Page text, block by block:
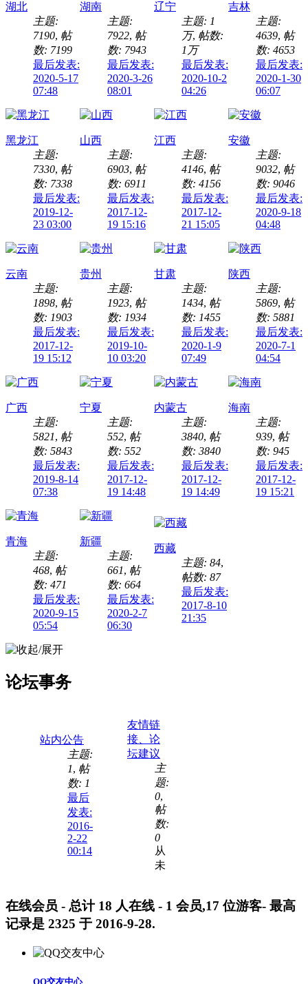
湖北
主题:
7190, 帖
数: 7199
最后发表:
2020-5-17
07:48
湖南
主题:
7922, 帖
数: 7943
最后发表:
2020-3-26
08:01
辽宁
主题: 1
万, 帖数:
1万
最后发表:
2020-10-2
04:26
吉林
主题:
4639, 帖
数: 4653
最后发表:
2020-1-30
06:07
黑龙江
主题:
7330, 帖
数: 7338
最后发表:
2019-12-
23 03:00
山西
主题:
6903, 帖
数: 6911
最后发表:
2017-12-
19 15:16
江西
主题:
4146, 帖
数: 4156
最后发表:
2017-12-
21 15:05
安徽
主题:
9032, 帖
数: 9046
最后发表:
2020-9-18
04:48
云南
主题:
1898, 帖
数: 1903
最后发表:
2017-12-
19 15:12
贵州
主题:
1923, 帖
数: 1934
最后发表:
2019-10-
10 03:20
甘肃
主题:
1434, 帖
数: 1455
最后发表:
2020-1-9
07:49
陕西
主题:
5869, 帖
数: 5881
最后发表:
2020-7-1
04:54
广西
主题:
5821, 帖
数: 5843
最后发表:
2019-8-14
07:38
宁夏
主题:
552, 帖
数: 552
最后发表:
2017-12-
19 14:48
内蒙古
主题:
3840, 帖
数: 3840
最后发表:
2017-12-
19 14:49
海南
主题:
939, 帖
数: 945
最后发表:
2017-12-
19 15:21
青海
主题:
468, 帖
数: 471
最后发表:
2020-9-15
05:54
新疆
主题:
661, 帖
数: 664
最后发表:
2020-2-7
06:30
西藏
主题: 84,
帖数: 87
最后发表:
2017-8-10
21:35
论坛事务
站内公告
主题:
1, 帖
数: 1
最后
发表:
2016-
2-22
00:14
友情链
接、论
坛建议
主
题:
0,
帖
数:
0
从
未
在线会员 - 总计 18 人在线 - 1 会员,17 位游客- 最高
记录是 2325 于 2016-9-28.
QQ交友中心